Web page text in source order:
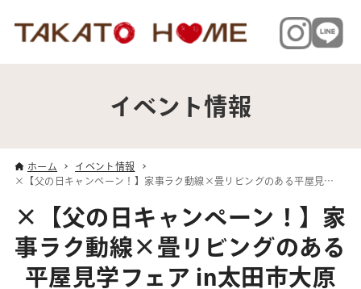
イベント情報
ホーム
イベント情報
×【父の日キャンペーン！】家事ラク動線×畳リビングのある平屋見学フェア in太田市大原町
×【父の日キャンペーン！】家
事ラク動線×畳リビングのある
平屋見学フェア in太田市大原